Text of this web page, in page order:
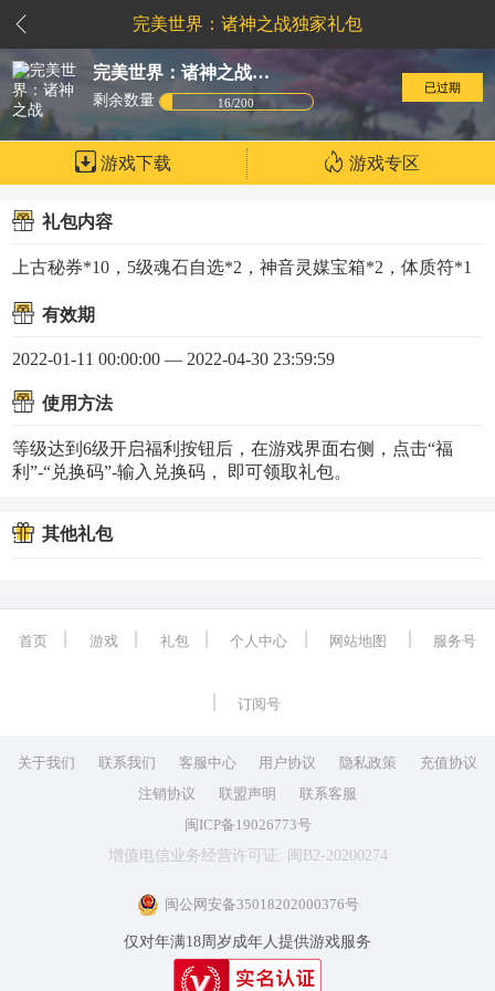
完美世界：诸神之战独家礼包
已过期
完美世界：诸神之战：独家礼包
剩余数量 16/200
游戏下载 游戏专区
礼包内容
上古秘券*10，5级魂石自选*2，神音灵媒宝箱*2，体质符*1
有效期
2022-01-11 00:00:00 — 2022-04-30 23:59:59
使用方法
等级达到6级开启福利按钮后，在游戏界面右侧，点击“福
利”-“兑换码”-输入兑换码， 即可领取礼包。
其他礼包
首页 游戏 礼包 个人中心 网站地图 服务号
订阅号
关于我们 联系我们 客服中心 用户协议 隐私政策
充值协议
注销协议
联盟声明
联系客服
闽ICP备19026773号
增值电信业务经营许可证: 闽B2-20200274
闽公网安备35018202000376号
仅对年满18周岁成年人提供游戏服务